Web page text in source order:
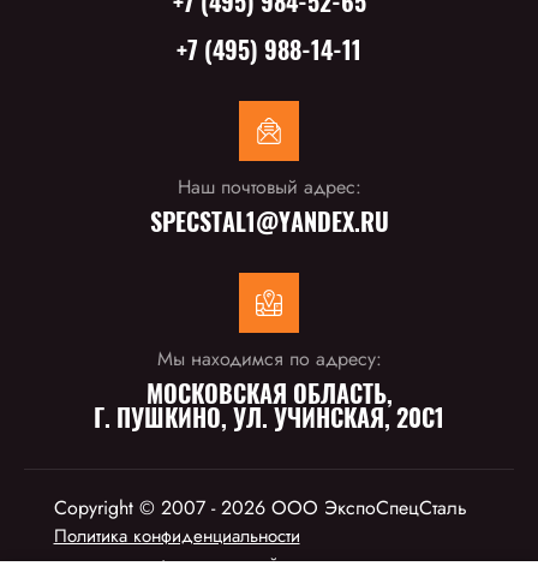
+7 (495) 984-52-65
+7 (495) 988-14-11
Наш почтовый адрес:
SPECSTAL1@YANDEX.RU
Мы находимся по адресу:
МОСКОВСКАЯ ОБЛАСТЬ,
Г. ПУШКИНО, УЛ. УЧИНСКАЯ, 20С1
Copyright © 2007 - 2026 ООО ЭкспоСпецСталь
Политика конфиденциальности